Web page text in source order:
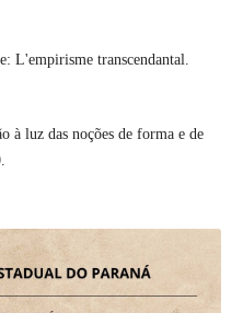
L'empirisme transcendantal.
luz das noções de forma e de